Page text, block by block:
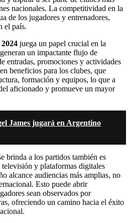
nacionales. La competitividad en la
de los jugadores y entrenadores,
el país.
juega un papel crucial en la
un impactante flujo de
entradas, promociones y actividades
beneficios para los clubes, que
formación y equipos, lo que a
aficionado y promueve un mayor
James jugará en Argentino
brinda a los partidos también es
y plataformas digitales
alcance audiencias más amplias, no
Esto puede abrir
sean observados por
ofreciendo un camino hacia el éxito